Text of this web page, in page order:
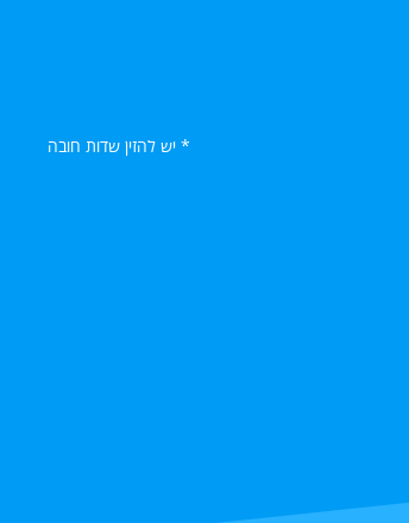
* יש להזין שדות חובה